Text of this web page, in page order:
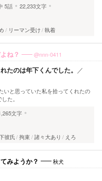
5話
22,233文字
リーマン受け 執着
ね？ @nnn-0411
たのは年下くんでした。 ／
いと思っていた私を拾ってくれたの
た。
文字
彼氏 拘束 諸々大あり えろ
みようか？ 秋犬